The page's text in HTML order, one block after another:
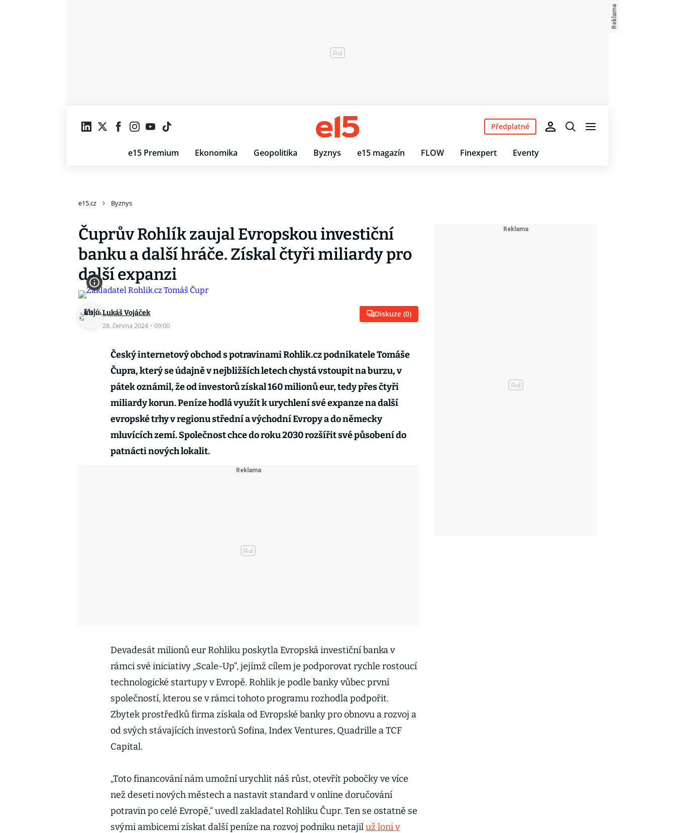
e15 Premium Ekonomika Geopolitika Byznys e15 magazín FLOW Finexpert Eventy
Předplatné
e15.cz Byznys
Čuprův Rohlík zaujal Evropskou investiční
banku a další hráče. Získal čtyři miliardy pro
další expanzi
Lukáš Vojáček
28. června 2024 · 09:00
Diskuze (0)
Český internetový obchod s potravinami Rohlik.cz podnikatele Tomáše
Čupra, který se údajně v nejbližších letech chystá vstoupit na burzu, v
pátek oznámil, že od investorů získal 160 milionů eur, tedy přes čtyři
miliardy korun. Peníze hodlá využít k urychlení své expanze na další
evropské trhy v regionu střední a východní Evropy a do německy
mluvících zemí. Společnost chce do roku 2030 rozšířit své působení do
patnácti nových lokalit.
Devadesát milionů eur Rohliku poskytla Evropská investiční banka v
rámci své iniciativy „Scale-Up“, jejímž cílem je podporovat rychle rostoucí
technologické startupy v Evropě. Rohlik je podle banky vůbec první
společností, kterou se v rámci tohoto programu rozhodla podpořit.
Zbytek prostředků firma získala od Evropské banky pro obnovu a rozvoj a
od svých stávajících investorů Sofina, Index Ventures, Quadrille a TCF
Capital.
„Toto financování nám umožní urychlit náš růst, otevřít pobočky ve více
než deseti nových městech a nastavit standard v online doručování
potravin po celé Evropě,“ uvedl zakladatel Rohliku Čupr. Ten se ostatně se
svými ambicemi získat další peníze na rozvoj podniku netajiluž loni v